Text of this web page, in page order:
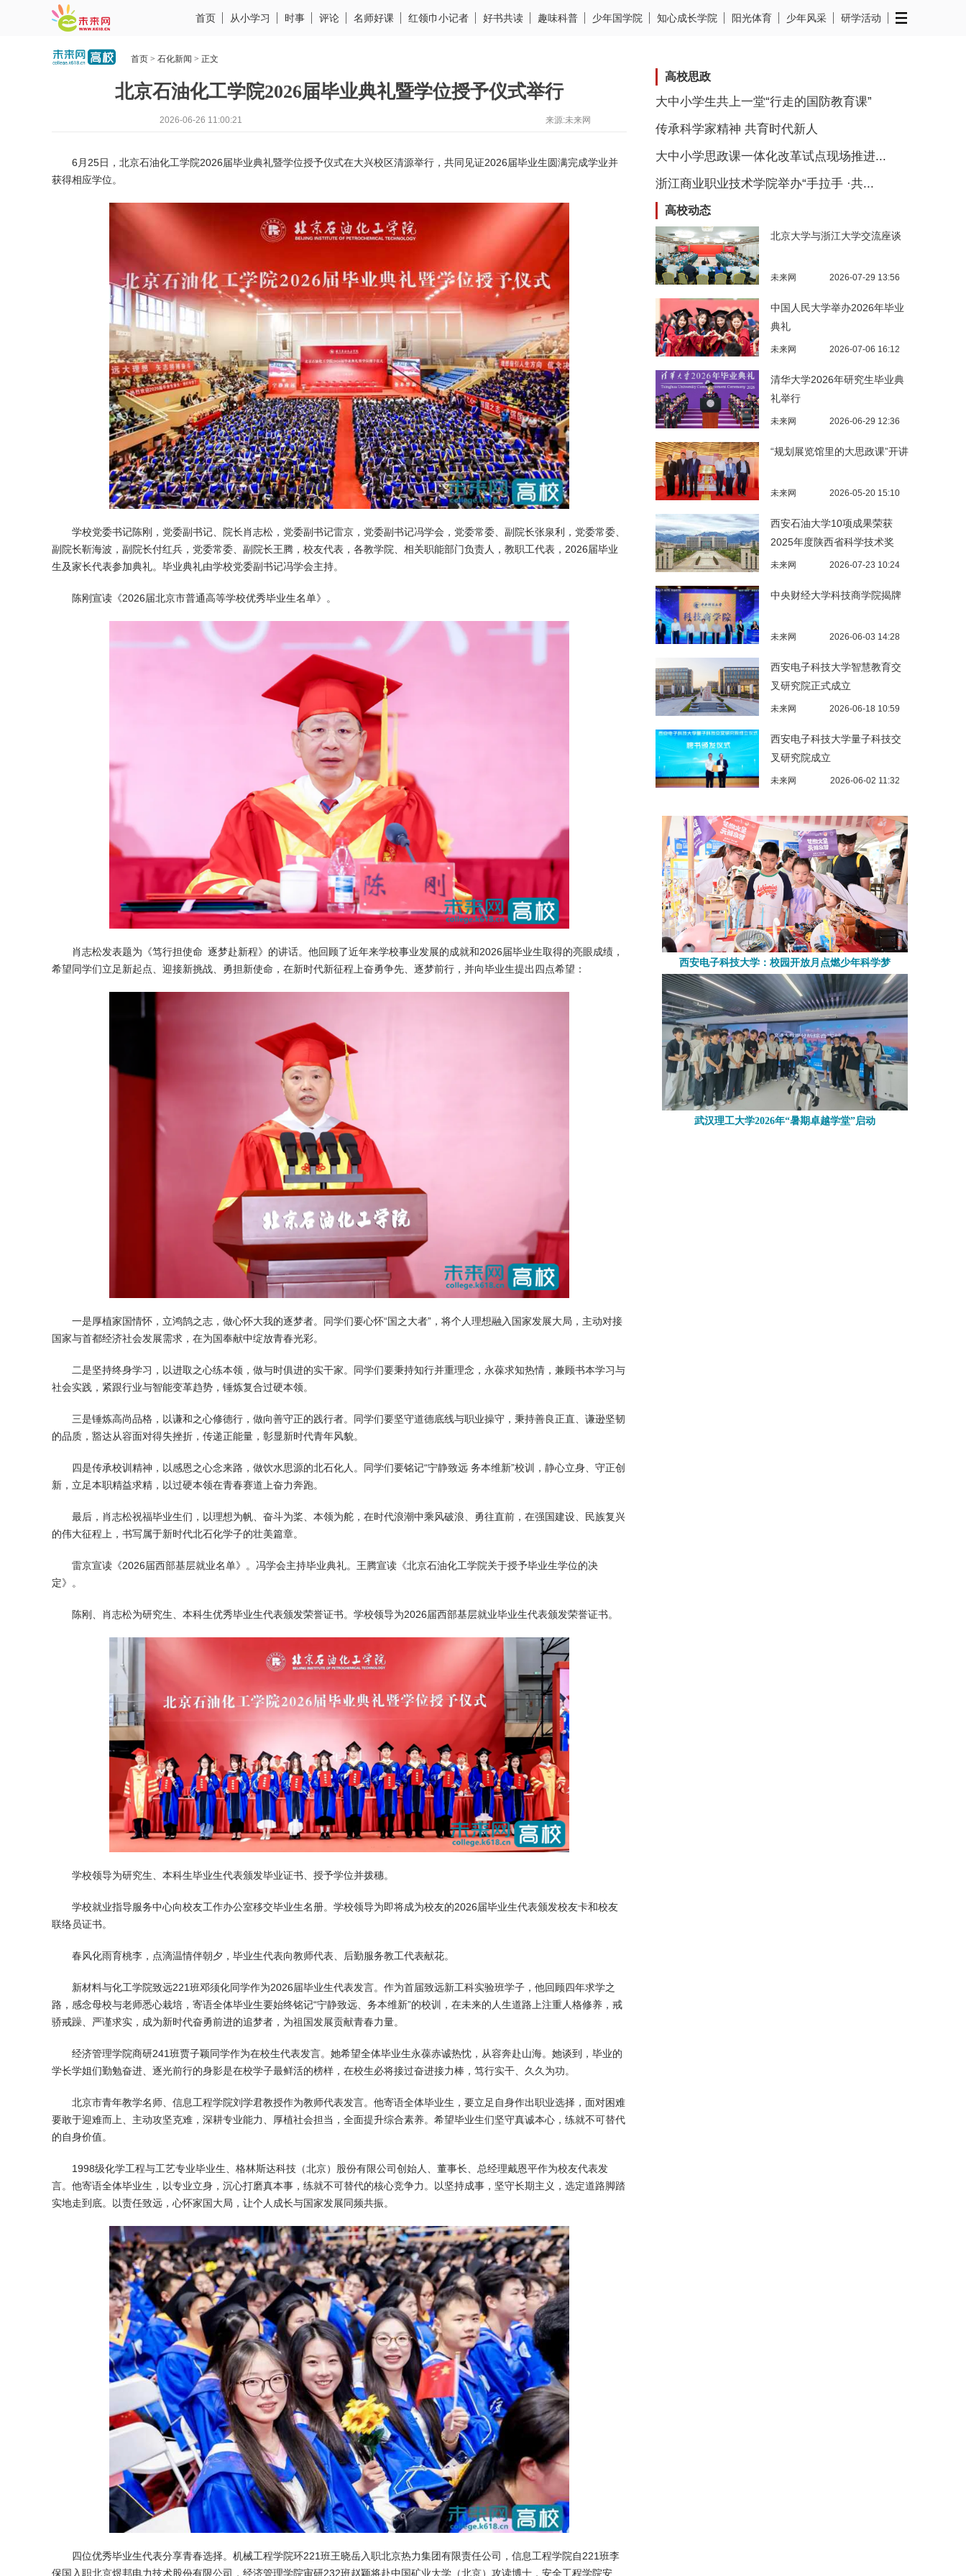
首页 从小学习 时事 评论 名师好课 红领巾小记者 好书共读 趣味科普 少年国学院 知心成长学院 阳光体育 少年风采 研学活动
首页 > 石化新闻 > 正文
​北京石油化工学院2026届毕业典礼暨学位授予仪式举行
2026-06-26 11:00:21 来源:未来网
6月25日， 北京石油化工学院2026届毕业典礼暨学位授予仪式在大兴校区清源举行， 共同见证2026届毕业生圆满完成学业并
获得相应学位。
学校党委书记陈刚，党委副书记、院长肖志松，党委副书记雷京，党委副书记冯学会，党委常委、副院长张泉利，党委常委、
副院长靳海波，副院长付红兵，党委常委、副院长王腾，校友代表，各教学院、相关职能部门负责人，教职工代表，2026届毕业
生及家长代表参加典礼。毕业典礼由学校党委副书记冯学会主持。
陈刚宣读《2026届北京市普通高等学校优秀毕业生名单》。
肖志松发表题为《笃行担使命 逐梦赴新程》的讲话。他回顾了近年来学校事业发展的成就和2026届毕业生取得的亮眼成绩，
希望同学们立足新起点、迎接新挑战、勇担新使命，在新时代新征程上奋勇争先、逐梦前行，并向毕业生提出四点希望：
一是厚植家国情怀，立鸿鹄之志，做心怀大我的逐梦者。同学们要心怀“国之大者”，将个人理想融入国家发展大局，主动对接
国家与首都经济社会发展需求，在为国奉献中绽放青春光彩。
二是坚持终身学习，以进取之心练本领，做与时俱进的实干家。同学们要秉持知行并重理念，永葆求知热情，兼顾书本学习与
社会实践，紧跟行业与智能变革趋势，锤炼复合过硬本领。
三是锤炼高尚品格，以谦和之心修德行，做向善守正的践行者。同学们要坚守道德底线与职业操守，秉持善良正直、谦逊坚韧
的品质，豁达从容面对得失挫折，传递正能量，彰显新时代青年风貌。
四是传承校训精神，以感恩之心念来路，做饮水思源的北石化人。同学们要铭记“宁静致远 务本维新”校训，静心立身、守正创
新，立足本职精益求精，以过硬本领在青春赛道上奋力奔跑。
最后，肖志松祝福毕业生们，以理想为帆、奋斗为桨、本领为舵，在时代浪潮中乘风破浪、勇往直前，在强国建设、民族复兴
的伟大征程上，书写属于新时代北石化学子的壮美篇章。
雷京宣读《2026届西部基层就业名单》。 冯学会主持毕业典礼。 王腾宣读《北京石油化工学院关于授予毕业生学位的决
定》。
陈刚、肖志松为研究生、本科生优秀毕业生代表颁发荣誉证书。 学校领导为2026届西部基层就业毕业生代表颁发荣誉证书。
学校领导为研究生、本科生毕业生代表颁发毕业证书、授予学位并拨穗。
学校就业指导服务中心向校友工作办公室移交毕业生名册。学校领导为即将成为校友的2026届毕业生代表颁发校友卡和校友
联络员证书。
春风化雨育桃李，点滴温情伴朝夕，毕业生代表向教师代表、后勤服务教工代表献花。
新材料与化工学院致远221班邓须化同学作为2026届毕业生代表发言。作为首届致远新工科实验班学子，他回顾四年求学之
路，感念母校与老师悉心栽培，寄语全体毕业生要始终铭记“宁静致远、务本维新”的校训，在未来的人生道路上注重人格修养，戒
骄戒躁、严谨求实，成为新时代奋勇前进的追梦者，为祖国发展贡献青春力量。
经济管理学院商研241班贾子颖同学作为在校生代表发言。她希望全体毕业生永葆赤诚热忱，从容奔赴山海。她谈到，毕业的
学长学姐们勤勉奋进、逐光前行的身影是在校学子最鲜活的榜样，在校生必将接过奋进接力棒，笃行实干、久久为功。
北京市青年教学名师、信息工程学院刘学君教授作为教师代表发言。他寄语全体毕业生，要立足自身作出职业选择，面对困难
要敢于迎难而上、主动攻坚克难，深耕专业能力、厚植社会担当，全面提升综合素养。希望毕业生们坚守真诚本心，练就不可替代
的自身价值。
1998级化学工程与工艺专业毕业生、格林斯达科技（北京）股份有限公司创始人、董事长、总经理戴恩平作为校友代表发
言。他寄语全体毕业生，以专业立身，沉心打磨真本事，练就不可替代的核心竞争力。以坚持成事，坚守长期主义，选定道路脚踏
实地走到底。以责任致远，心怀家国大局，让个人成长与国家发展同频共振。
四位优秀毕业生代表分享青春选择。机械工程学院环221班王晓岳入职北京热力集团有限责任公司，信息工程学院自221班李
保国入职北京煜邦电力技术股份有限公司，经济管理学院审研232班赵颖将赴中国矿业大学（北京）攻读博士，安全工程学院安
高校思政
大中小学生共上一堂“行走的国防教育课”
传承科学家精神 共育时代新人
大中小学思政课一体化改革试点现场推进...
浙江商业职业技术学院举办“手拉手 ·共...
高校动态
北京大学与浙江大学交流座谈
未来网 2026-07-29 13:56
中国人民大学举办2026年毕业
典礼
未来网 2026-07-06 16:12
清华大学2026年研究生毕业典
礼举行
未来网 2026-06-29 12:36
“规划展览馆里的大思政课”开讲
未来网 2026-05-20 15:10
西安石油大学10项成果荣获
2025年度陕西省科学技术奖
未来网 2026-07-23 10:24
中央财经大学科技商学院揭牌
未来网 2026-06-03 14:28
西安电子科技大学智慧教育交
叉研究院正式成立
未来网 2026-06-18 10:59
西安电子科技大学量子科技交
叉研究院成立
未来网 2026-06-02 11:32
西安电子科技大学：校园开放月点燃少年科学梦
武汉理工大学2026年“暑期卓越学堂”启动